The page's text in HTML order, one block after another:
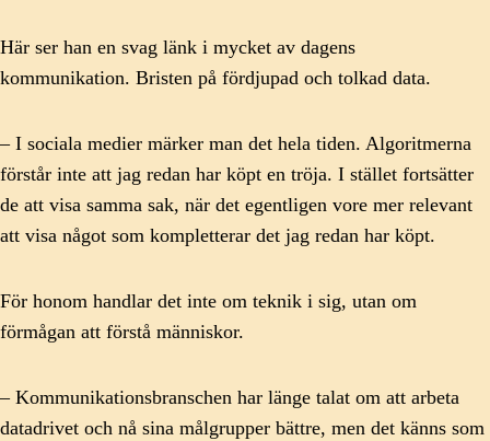
Här ser han en svag länk i mycket av dagens
kommunikation. Bristen på fördjupad och tolkad data.
– I sociala medier märker man det hela tiden. Algoritmerna
förstår inte att jag redan har köpt en tröja. I stället fortsätter
de att visa samma sak, när det egentligen vore mer relevant
att visa något som kompletterar det jag redan har köpt.
För honom handlar det inte om teknik i sig, utan om
förmågan att förstå människor.
– Kommunikationsbranschen har länge talat om att arbeta
datadrivet och nå sina målgrupper bättre, men det känns som